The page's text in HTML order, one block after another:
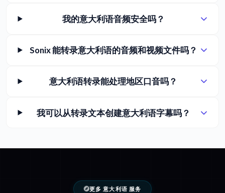
我的意大利语音频安全吗？
Sonix 能转录意大利语的音频和视频文件吗？
意大利语转录能处理地区口音吗？
我可以从转录文本创建意大利语字幕吗？
更多 意大利语 服务